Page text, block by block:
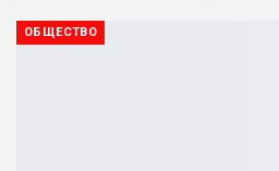
ОБЩЕСТВО